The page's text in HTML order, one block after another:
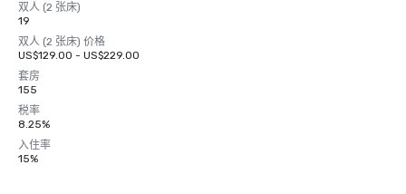
双人 (2 张床)
19
双人 (2 张床) 价格
US$129.00 - US$229.00
套房
155
税率
8.25%
入住率
15%